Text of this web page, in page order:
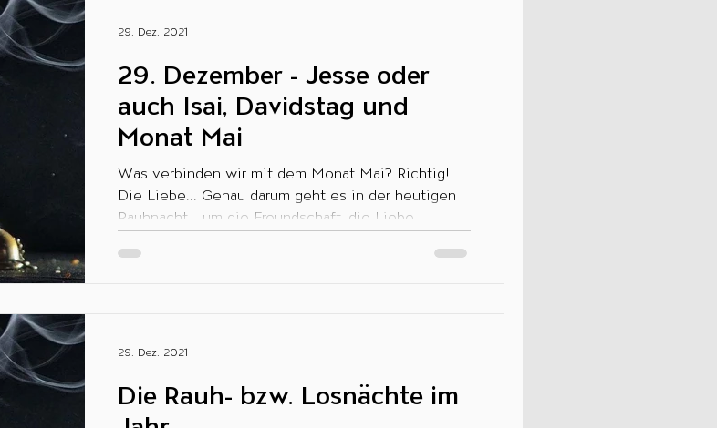
29. Dezember - Jesse oder
auch Isai, Davidstag und
Monat Mai
Was verbinden wir mit dem Monat Mai? Richtig!
Die Liebe... Genau darum geht es in der heutigen
Rauhnacht - um die Freundschaft, die Liebe...
29. Dez. 2021
Die Rauh- bzw. Losnächte im
29. Dez. 2021